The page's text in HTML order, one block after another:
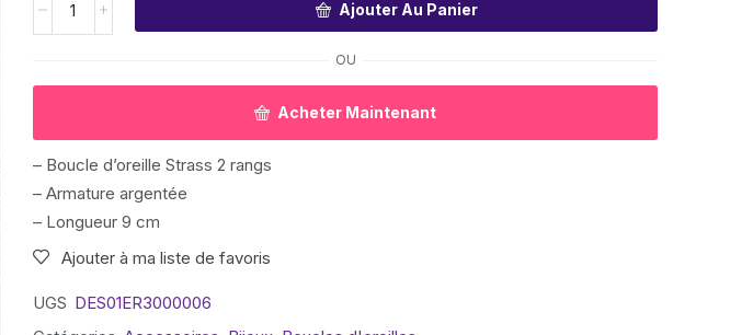
Ajouter Au Panier
OU
Acheter Maintenant
– Boucle d’oreille Strass 2 rangs
– Armature argentée
– Longueur 9 cm
Ajouter à ma liste de favoris
UGS DES01ER3000006